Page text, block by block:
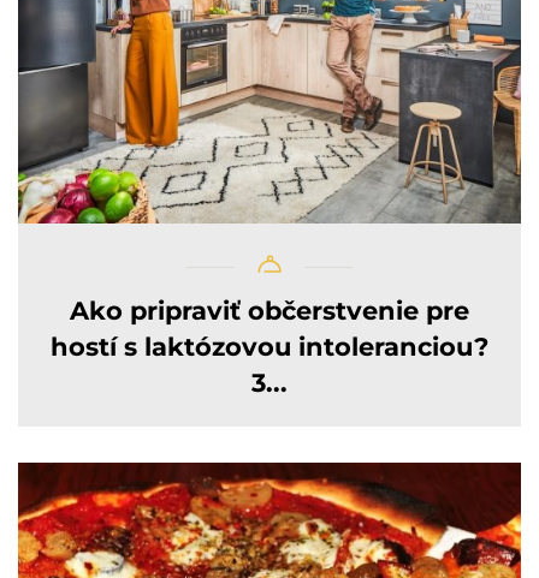
Ako pripraviť občerstvenie pre
hostí s laktózovou intoleranciou?
3...